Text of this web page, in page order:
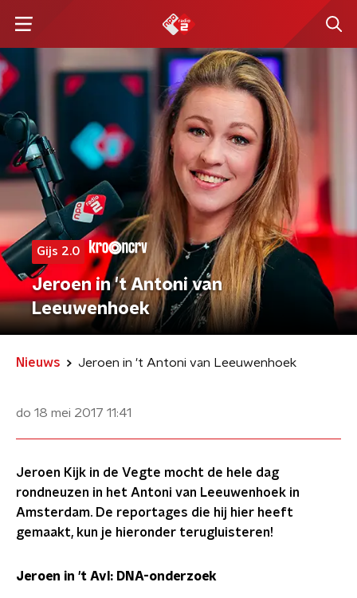
Gijs 2.0
Jeroen in 't Antoni van
Leeuwenhoek
Nieuws Jeroen in 't Antoni van Leeuwenhoek
do 18 mei 2017 11:41
Jeroen Kijk in de Vegte mocht de hele dag
rondneuzen in het Antoni van Leeuwenhoek in
Amsterdam. De reportages die hij hier heeft
gemaakt, kun je hieronder terugluisteren!
Jeroen in 't Avl: DNA-onderzoek